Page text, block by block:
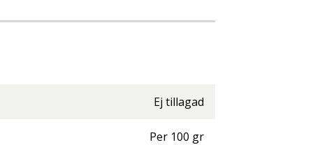
Ej tillagad
Per 100 gr